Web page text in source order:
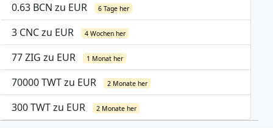
0.63 BCN zu EUR 6 Tage her
3 CNC zu EUR 4 Wochen her
77 ZIG zu EUR 1 Monat her
70000 TWT zu EUR 2 Monate her
300 TWT zu EUR 2 Monate her